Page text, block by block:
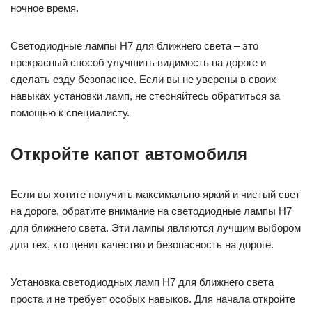
ночное время.
Светодиодные лампы H7 для ближнего света – это
прекрасный способ улучшить видимость на дороге и
сделать езду безопаснее. Если вы не уверены в своих
навыках установки ламп, не стесняйтесь обратиться за
помощью к специалисту.
Откройте капот автомобиля
Если вы хотите получить максимально яркий и чистый свет
на дороге, обратите внимание на светодиодные лампы H7
для ближнего света. Эти лампы являются лучшим выбором
для тех, кто ценит качество и безопасность на дороге.
Установка светодиодных ламп H7 для ближнего света
проста и не требует особых навыков. Для начала откройте